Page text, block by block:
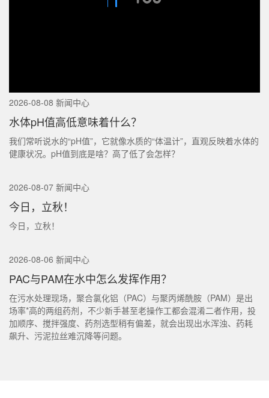
2026-08-08 新闻中心
水体pH值高低意味着什么？
我们常听说水的“pH值”，它就像水质的“体温计”，直观反映着水体的
健康状况。pH值到底是啥？高了低了会怎样？
2026-08-07 新闻中心
今日，立秋！
今日，立秋！
2026-08-06 新闻中心
PAC与PAM在水中怎么发挥作用？
在污水处理现场，聚合氯化铝（PAC）与聚丙烯酰胺（PAM）是出
场率*高的两组药剂，不少新手甚至老操作工都会混淆二者作用，投
加顺序、搅拌强度、药剂选型稍有偏差，就会出现出水浑浊、药耗
飙升、污泥拉丝难沉降等问题。